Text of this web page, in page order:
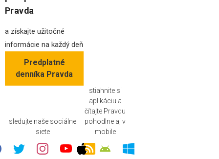
Pravda
a získajte užitočné
informácie na každý deň
Predplatné
denníka Pravda
sledujte naše sociálne
siete
stiahnite si
aplikáciu a
čítajte Pravdu
pohodlne aj v
mobile